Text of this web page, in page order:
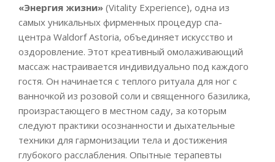
«Энергия жизни» (Vitality Experience), одна из
самых уникальных фирменных процедур спа-
центра Waldorf Astoria, объединяет искусство и
оздоровление. Этот креативный омолаживающий
массаж настраивается индивидуально под каждого
гостя. Он начинается с теплого ритуала для ног с
ванночкой из розовой соли и священного базилика,
произрастающего в местном саду, за которым
следуют практики осознанности и дыхательные
техники для гармонизации тела и достижения
глубокого расслабления. Опытные терапевты